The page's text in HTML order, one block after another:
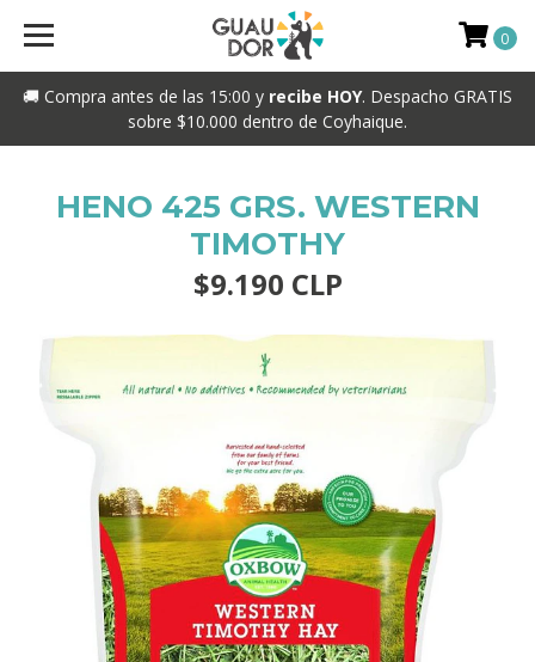
🚚 Compra antes de las 15:00 y recibe HOY. Despacho GRATIS
sobre $10.000 dentro de Coyhaique.
0
HENO 425 GRS. WESTERN
TIMOTHY
$9.190 CLP